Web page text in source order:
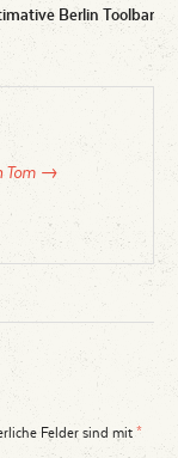
Berlin Toolbar
Tom →
Felder sind mit *